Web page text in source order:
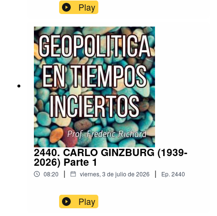
Play
2440. CARLO GINZBURG (1939-
2026) Parte 1
08:20 | viernes, 3 de julio de 2026 | Ep. 2440
Play